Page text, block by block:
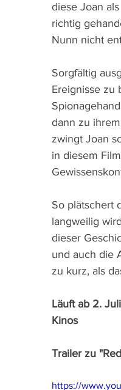
diese Joan
richtig
Nunn nicht
Sorgfältig
Ereignisse zu
dann zu
zwingt Joan
in diesem
So plätschert
langweilig
dieser
und auch die
zu kurz, als
Läuft ab 2.
Kinos
Trailer zu
https://